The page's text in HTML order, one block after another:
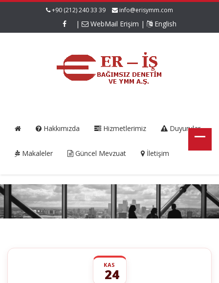
+90 (212) 240 33 39 info@erisymm.com
| WebMail Erişim | English
Hakkımızda Hizmetlerimiz Duyurular
Makaleler Güncel Mevzuat İletişim
KAS
24